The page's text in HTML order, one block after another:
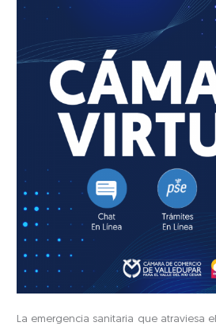
La emergencia sanitaria que atraviesa